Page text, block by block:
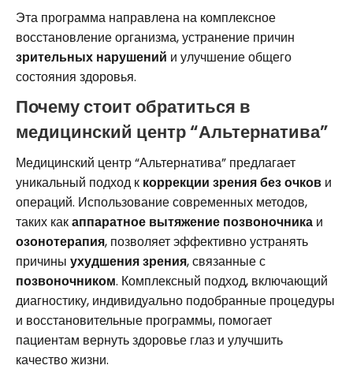
Эта программа направлена на комплексное
восстановление организма, устранение причин
зрительных нарушений и улучшение общего
состояния здоровья.
Почему стоит обратиться в
медицинский центр “Альтернатива”
Медицинский центр “Альтернатива” предлагает
уникальный подход к коррекции зрения без очков и
операций. Использование современных методов,
таких какаппаратное вытяжение позвоночника и
озонотерапия, позволяет эффективно устранять
причины ухудшения зрения, связанные с
позвоночником. Комплексный подход, включающий
диагностику, индивидуально подобранные процедуры
и восстановительные программы, помогает
пациентам вернуть здоровье глаз и улучшить
качество жизни.